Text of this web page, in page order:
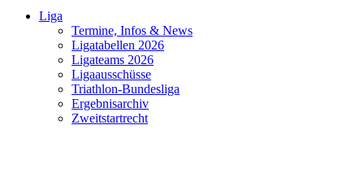
Liga
Termine, Infos & News
Ligatabellen 2026
Ligateams 2026
Ligaausschüsse
Triathlon-Bundesliga
Ergebnisarchiv
Zweitstartrecht